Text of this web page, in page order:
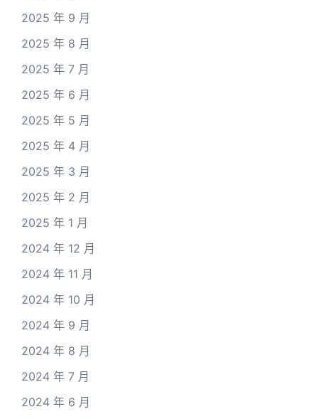
2025 年 9 月
2025 年 8 月
2025 年 7 月
2025 年 6 月
2025 年 5 月
2025 年 4 月
2025 年 3 月
2025 年 2 月
2025 年 1 月
2024 年 12 月
2024 年 11 月
2024 年 10 月
2024 年 9 月
2024 年 8 月
2024 年 7 月
2024 年 6 月